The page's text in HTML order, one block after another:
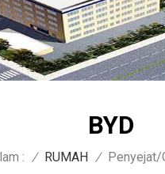
BYD
: / RUMAH / Penyejat/